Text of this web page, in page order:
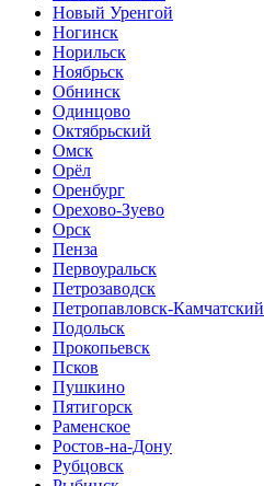
Новый Уренгой
Ногинск
Норильск
Ноябрьск
Обнинск
Одинцово
Октябрьский
Омск
Орёл
Оренбург
Орехово-Зуево
Орск
Пенза
Первоуральск
Петрозаводск
Петропавловск-Камчатский
Подольск
Прокопьевск
Псков
Пушкино
Пятигорск
Раменское
Ростов-на-Дону
Рубцовск